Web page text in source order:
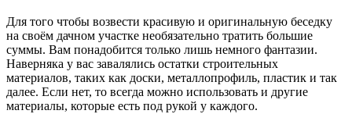
Для того чтобы возвести красивую и оригинальную беседку
на своём дачном участке необязательно тратить большие
суммы. Вам понадобится только лишь немного фантазии.
Наверняка у вас завалялись остатки строительных
материалов, таких как доски, металлопрофиль, пластик и так
далее. Если нет, то всегда можно использовать и другие
материалы, которые есть под рукой у каждого.